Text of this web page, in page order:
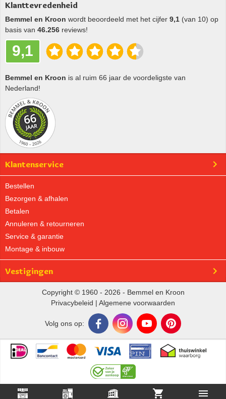
Klanttevredenheid
Bemmel en Kroon wordt beoordeeld met het cijfer 9,1 (van 10) op
basis van 46.256 reviews!
9,1
Bemmel en Kroon is al ruim 66 jaar de voordeligste van
Nederland!
Klantenservice
Bestellen
Bezorgen & afhalen
Betalen
Annuleren & retourneren
Service & garantie
Montage & inbouw
Vestigingen
Copyright © 1960 - 2026 - Bemmel en Kroon
Privacybeleid | Algemene voorwaarden
Volg ons op: